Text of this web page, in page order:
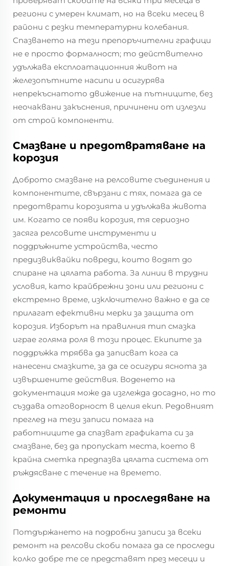
региони с умерен климат, но на всеки месец в
райони с резки температурни колебания.
Спазването на тези препоръчителни графици
не е просто формалност; то действително
удължава експлоатационния живот на
железопътните насипи и осигурява
непрекъснатото движение на пътниците, без
неочаквани закъснения, причинени от излезли
от строй компоненти.
Смазване и предотвратяване на
корозия
Доброто смазване на релсовите съединения и
компонентите, свързани с тях, помага да се
предотврати корозията и удължава живота
им. Когато се появи корозия, тя сериозно
засяга релсовите инструменти и
поддръжните устройства, често
предизвиквайки повреди, които водят до
спиране на цялата работа. За линии в трудни
условия, като крайбрежни зони или региони с
екстремно време, изключително важно е да се
прилагат ефективни мерки за защита от
корозия. Изборът на правилния тип смазка
играе голяма роля в този процес. Екипите за
поддръжка трябва да записват кога са
нанесени смазките, за да се осигури яснота за
извършените действия. Воденето на
документация може да изглежда досадно, но то
създава отговорност в целия екип. Редовният
преглед на тези записи помага на
работниците да спазват графиката си за
смазване, без да пропускат места, което в
крайна сметка предпазва цялата система от
ръждясване с течение на времето.
Документация и проследяване на
ремонти
Потдържането на подробни записи за всеки
ремонт на релсови скоби помага да се проследи
колко добре те се представят през месеци и